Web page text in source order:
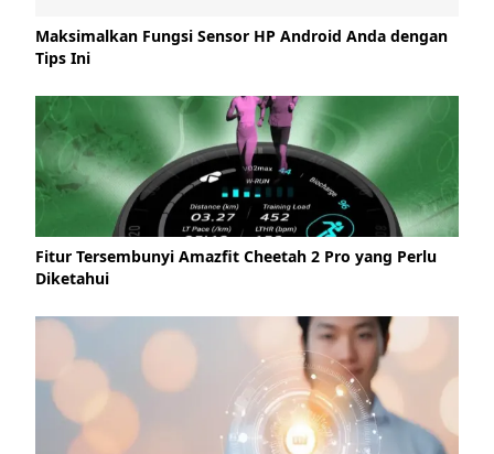
Maksimalkan Fungsi Sensor HP Android Anda dengan
Tips Ini
Fitur Tersembunyi Amazfit Cheetah 2 Pro yang Perlu
Diketahui